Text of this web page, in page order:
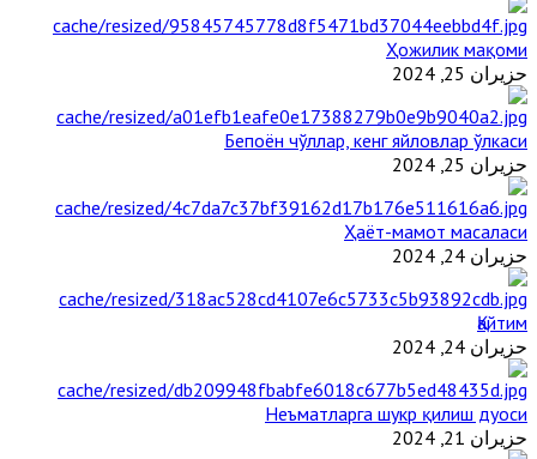
Ҳожилик мақоми
حزيران 25, 2024
Бепоён чўллар, кенг яйловлар ўлкаси
حزيران 25, 2024
Ҳаёт-мамот масаласи
حزيران 24, 2024
Қайтим
حزيران 24, 2024
Неъматларга шукр қилиш дуоси
حزيران 21, 2024